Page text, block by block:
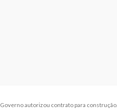
para construção do “Centro Intergeracional de Santo Antão” em São Jorge